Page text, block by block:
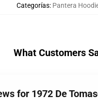
Categorías: Pantera
What Customers
for 1972 De